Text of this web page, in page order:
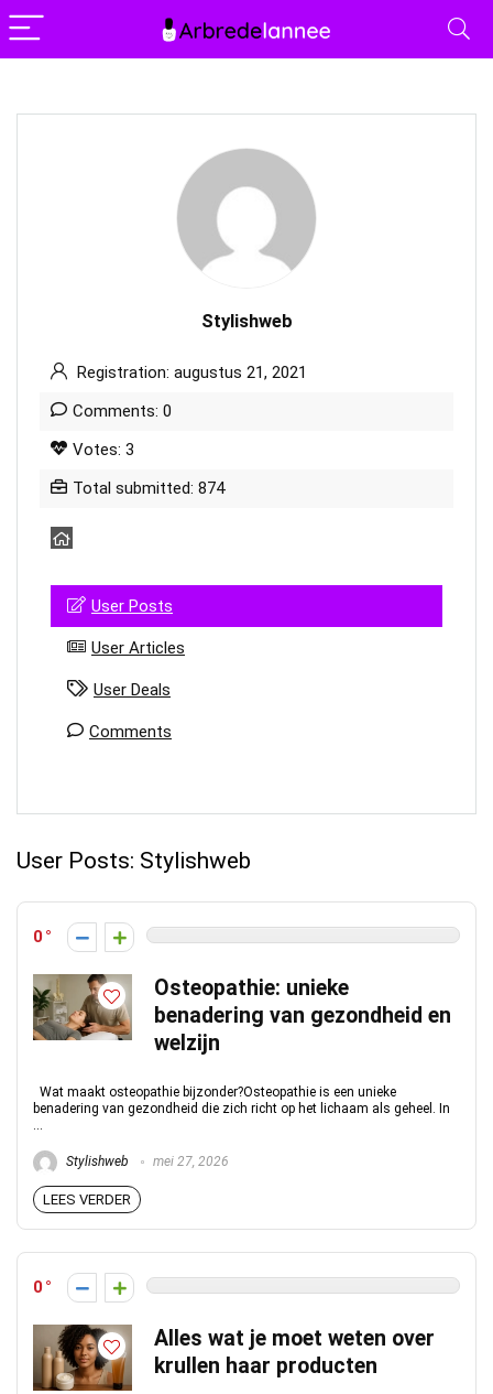
Stylishweb
Registration: augustus 21, 2021
Comments: 0
Votes: 3
Total submitted: 874
User Posts
User Articles
User Deals
Comments
User Posts: Stylishweb
0
Osteopathie: unieke
benadering van gezondheid en
welzijn
Wat maakt osteopathie bijzonder?Osteopathie is een unieke
benadering van gezondheid die zich richt op het lichaam als geheel. In
...
Stylishweb mei 27, 2026
LEES VERDER
0
Alles wat je moet weten over
krullen haar producten